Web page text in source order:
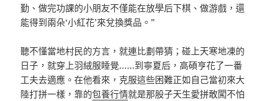
勤、做完功課的小朋友不僅能在放學后下棋、做游戲，還
能得到兩朵‘小紅花’來兌換獎品。”
聽不懂當地村民的方言，就連比劃帶猜；碰上天寒地凍的
日子，就穿上羽絨服睡覺……到寧夏后，高碩亨花了一番
工夫去適應。在他看來，克服這些困難正如自己當初來大
陸打拼一樣，靠的包養行情就是那股子天生愛拼敢闖不怕